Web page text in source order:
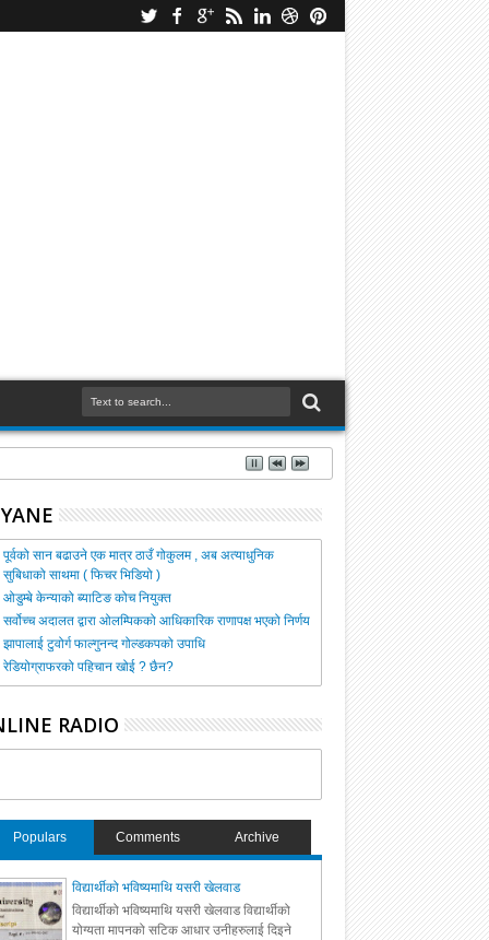
पूर्वको सान बढाउने एक मात्र ठाउँ गोकुलम , अब अत्याधुनिक
सुबिधाको साथमा ( फिचर भिडियो )
ओडुम्बे केन्याको ब्याटिङ कोच नियुक्त
सर्वोच्च अदालत द्वारा ओलम्पिकको आधिकारिक राणापक्ष भएको निर्णय
झापालाई टुवोर्ग फाल्गुनन्द गोल्डकपको उपाधि
रेडियोग्राफरको पहिचान खोई ? छैन?
RADIO
Populars Comments Archive
विद्यार्थीको भविष्यमाथि यसरी खेलवाड
विद्यार्थीको भविष्यमाथि यसरी खेलवाड विद्यार्थीको
योग्यता मापनको सटिक आधार उनीहरुलाई दिइने